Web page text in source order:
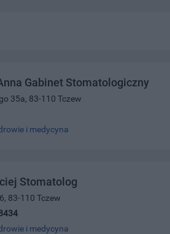
Gabinet Stomatologiczny
35a, 83-110 Tczew
i medycyna
Stomatolog
83-110 Tczew
i medycyna